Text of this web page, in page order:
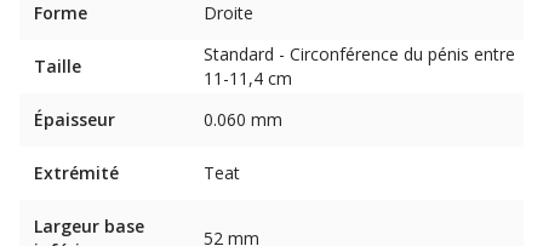
Forme Droite
Taille
Standard - Circonférence du pénis entre
11-11,4 cm
Épaisseur
0.060 mm
Extrémité Teat
Largeur base
52 mm